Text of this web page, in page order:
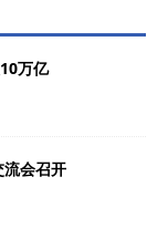
万亿
会召开